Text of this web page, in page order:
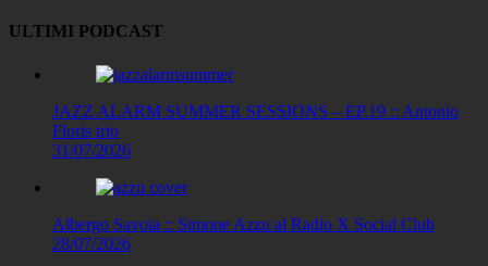
ULTIMI PODCAST
JAZZ ALARM SUMMER SESSIONS – EP.19 :: Antonio
Floris trio
31/07/2026
Albergo Savoia :: Simone Azzu al Radio X Social Club
28/07/2026